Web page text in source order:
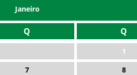
Janeiro
Q Q
1
7 8